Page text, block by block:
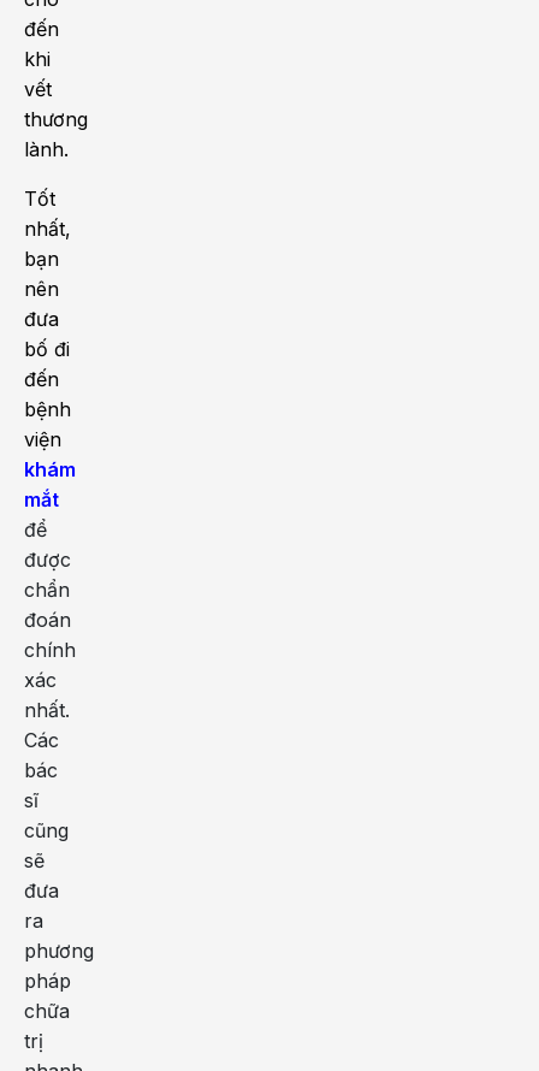
đến
khi
vết
thương
lành.
Tốt
nhất,
bạn
nên
đưa
bố đi
đến
bệnh
viện
khám
mắt
để
được
chẩn
đoán
chính
xác
nhất.
Các
bác
sĩ
cũng
sẽ
đưa
ra
phương
pháp
chữa
trị